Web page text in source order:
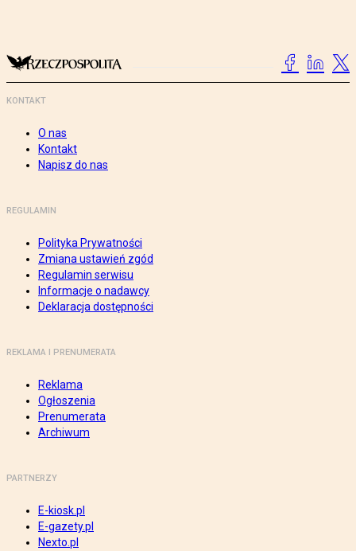
KONTAKT
O nas
Kontakt
Napisz do nas
REGULAMIN
Polityka Prywatności
Zmiana ustawień zgód
Regulamin serwisu
Informacje o nadawcy
Deklaracja dostępności
REKLAMA I PRENUMERATA
Reklama
Ogłoszenia
Prenumerata
Archiwum
PARTNERZY
E-kiosk.pl
E-gazety.pl
Nexto.pl